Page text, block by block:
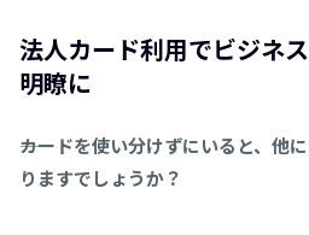
法人カード利用でビジネ
明瞭に
――カードを使い分けずにいると、他
りますでしょうか？